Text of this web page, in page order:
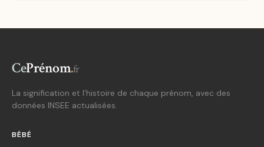
CePrénom.fr
La signification et l'histoire de chaque prénom, avec des
données INSEE actualisées.
BÉBÉ